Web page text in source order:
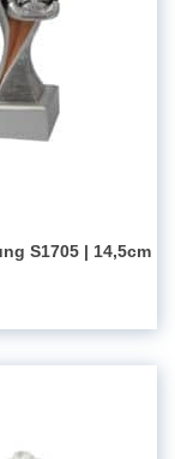
S1705 | 14,5cm